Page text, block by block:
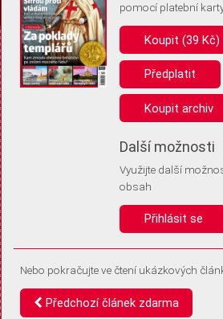
Pro základní fungování webu
(tzv. cookies apod.). Rádi bychom vás ale
uložením volitelných informací:
Anonymní unikátní ID
Díky němu příště poznáme, že se jedná o
Identifikátor je zcela anonymní.
Vaše souhlasy a odmítnutí si ukládáme do
vás už příště znovu neptali. Můžete je
pomocí platební
Koupit (39 Kč)
Předplatit
Koupit archiv
Další možnosti
Využijte další
obsah
Přihlásit se
Nebo pokračujte ve čtení ukázkových
Předchozí článek zdarma